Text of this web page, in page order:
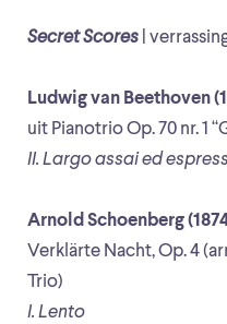
Secret Scores |
Ludwig van Beethoven
uit Pianotrio Op. 70 nr. 1
II. Largo assai ed
Arnold Schoenberg
Verklärte Nacht, Op. 4
Trio)
I. Lento